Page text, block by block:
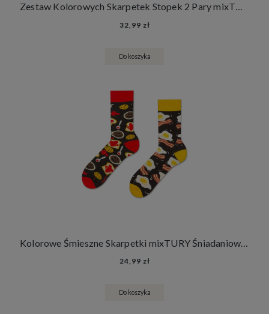
Zestaw Kolorowych Skarpetek Stopek 2 Pary mixTURY Śniadaniowe Śmieszne Damskie Męskie Angielskie Śniadanie Francuskie Śniadanie
32,99 zł
Do koszyka
24,99 zł
Do koszyka